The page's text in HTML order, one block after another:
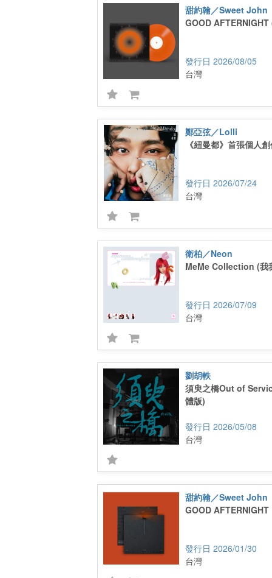
甜約翰／Sweet John
GOOD AFTERNIGHT
2026/08/05
台灣
鄭亞弦／Lolli
《紐曼都》首張個人
2026/07/24
台灣
衛柏／Neon
MeMe Collection (我
2026/07/09
台灣
劉胡軼
須臾之橋Out of
體版)
2026/05/08
台灣
甜約翰／Sweet John
GOOD AFTERNIGHT
2026/01/30
台灣